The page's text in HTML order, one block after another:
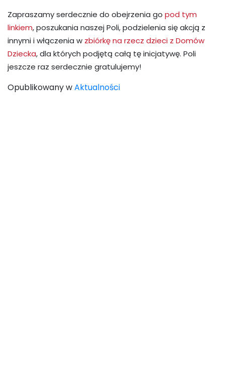
Zapraszamy serdecznie do obejrzenia go pod tym
linkiem, poszukania naszej Poli, podzielenia się akcją z
innymi i włączenia w zbiórkę na rzecz dzieci z Domów
Dziecka, dla których podjętą całą tę inicjatywę. Poli
jeszcze raz serdecznie gratulujemy!
Opublikowany wAktualności